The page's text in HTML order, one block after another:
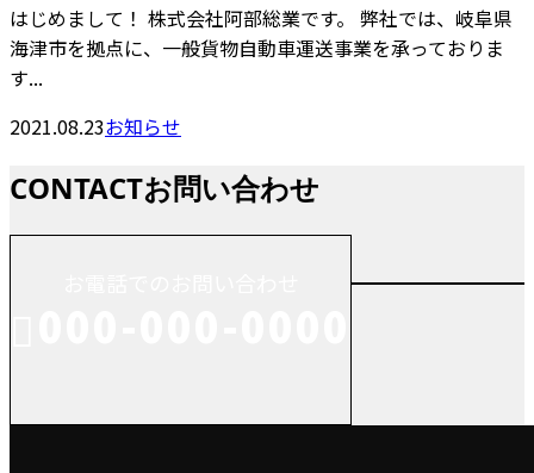
はじめまして！ 株式会社阿部総業です。 弊社では、岐阜県
海津市を拠点に、一般貨物自動車運送事業を承っておりま
す...
2021.08.23お知らせ
CONTACTお問い合わせ